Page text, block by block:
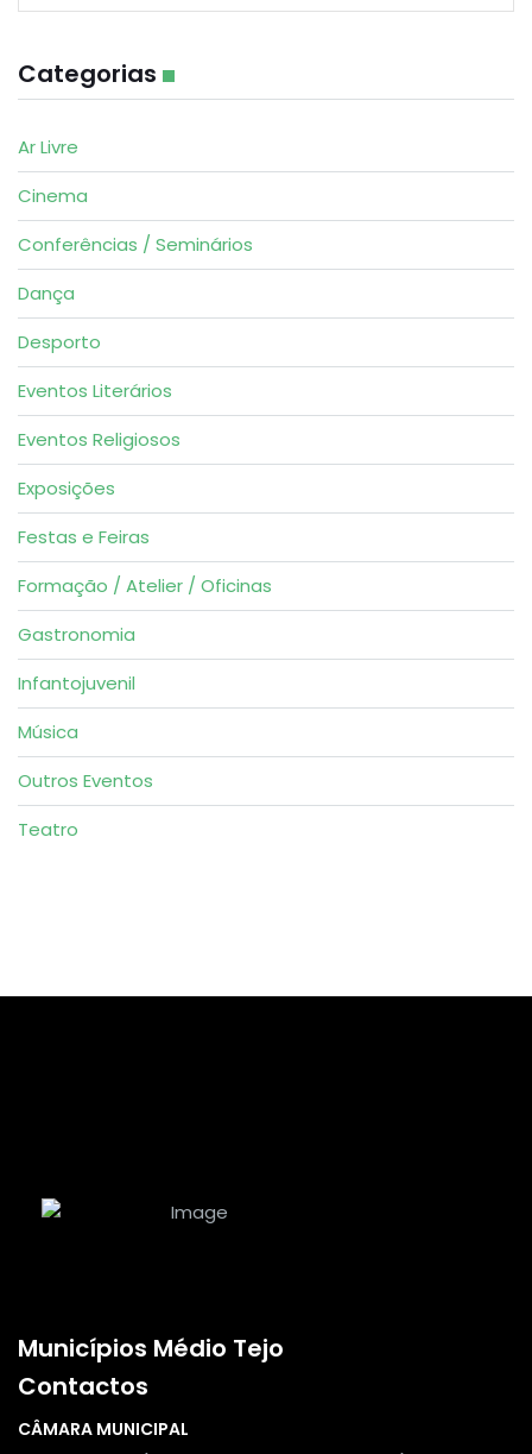
Categorias
Ar Livre
Cinema
Conferências / Seminários
Dança
Desporto
Eventos Literários
Eventos Religiosos
Exposições
Festas e Feiras
Formação / Atelier / Oficinas
Gastronomia
Infantojuvenil
Música
Outros Eventos
Teatro
Municípios Médio Tejo
Contactos
CÂMARA MUNICIPAL